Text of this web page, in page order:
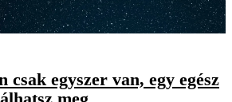
csak egyszer van, egy egész